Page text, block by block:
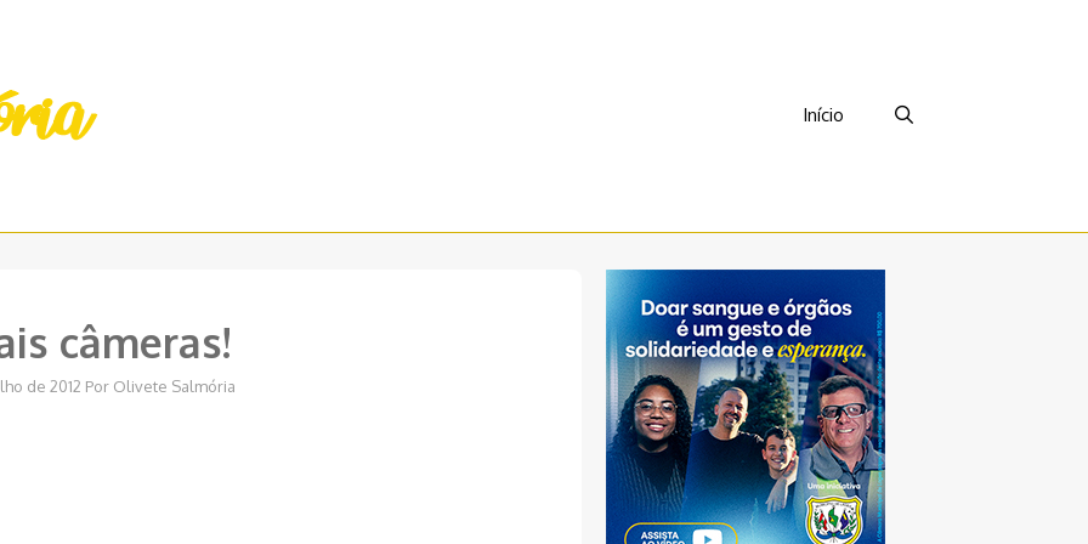
Início
câmeras!
de 2012 Por Olivete Salmória